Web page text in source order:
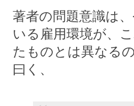
著者の問題意識は
いる雇用環境が、
たものとは異なる
曰く、